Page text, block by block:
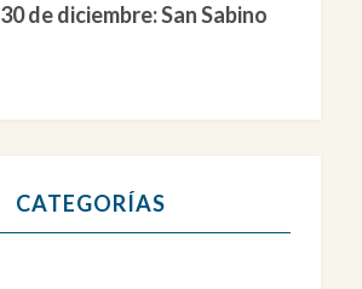
30 de diciembre: San Sabino
CATEGORÍAS